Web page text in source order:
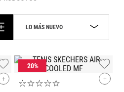
LO MÁS NUEVO
+ +
☆☆☆☆☆